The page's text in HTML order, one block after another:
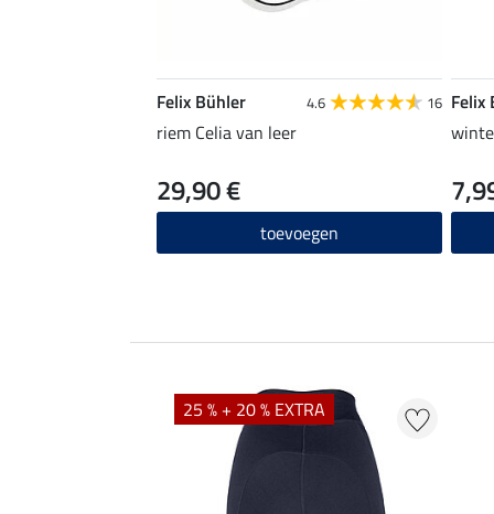
Felix Bühler 4.6 16
riem Celia van leer
29,90 €
toevoegen
Felix
25 % + 20 % EXTRA